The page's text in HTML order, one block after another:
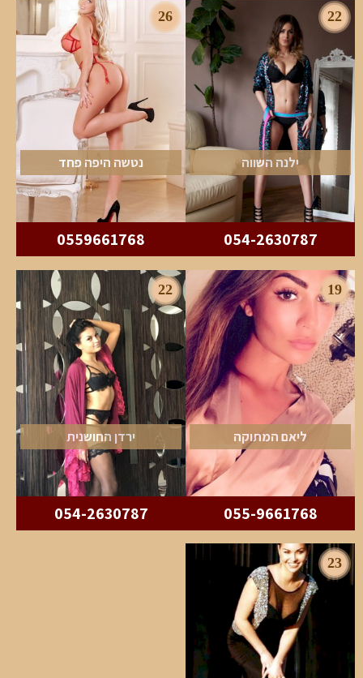
22
ילנה השווה
054-2630787
26
נטשה היפה פחד
0559661768
19
ליאם המתוקה
055-9661768
22
ירדן החושנית
054-2630787
23